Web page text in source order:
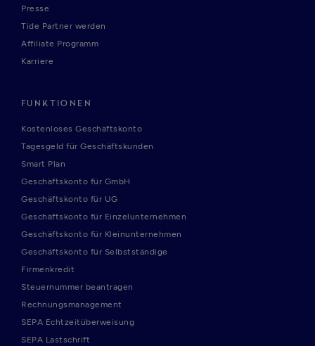
Presse
Tide Partner werden
Affiliate Programm
Karriere
FUNKTIONEN
Kostenloses Geschäftskonto
Tagesgeld für Geschäftskunden
Smart Plan
Geschäftskonto für GmbH
Geschäftskonto für UG
Geschäftskonto für Einzelunternehmen
Geschäftskonto für Kleinunternehmen
Geschäftskonto für Selbstständige
Firmenkredit
Steuernummer beantragen
Rechnungsmanagement
SEPA Echtzeitüberweisung
SEPA Lastschrift